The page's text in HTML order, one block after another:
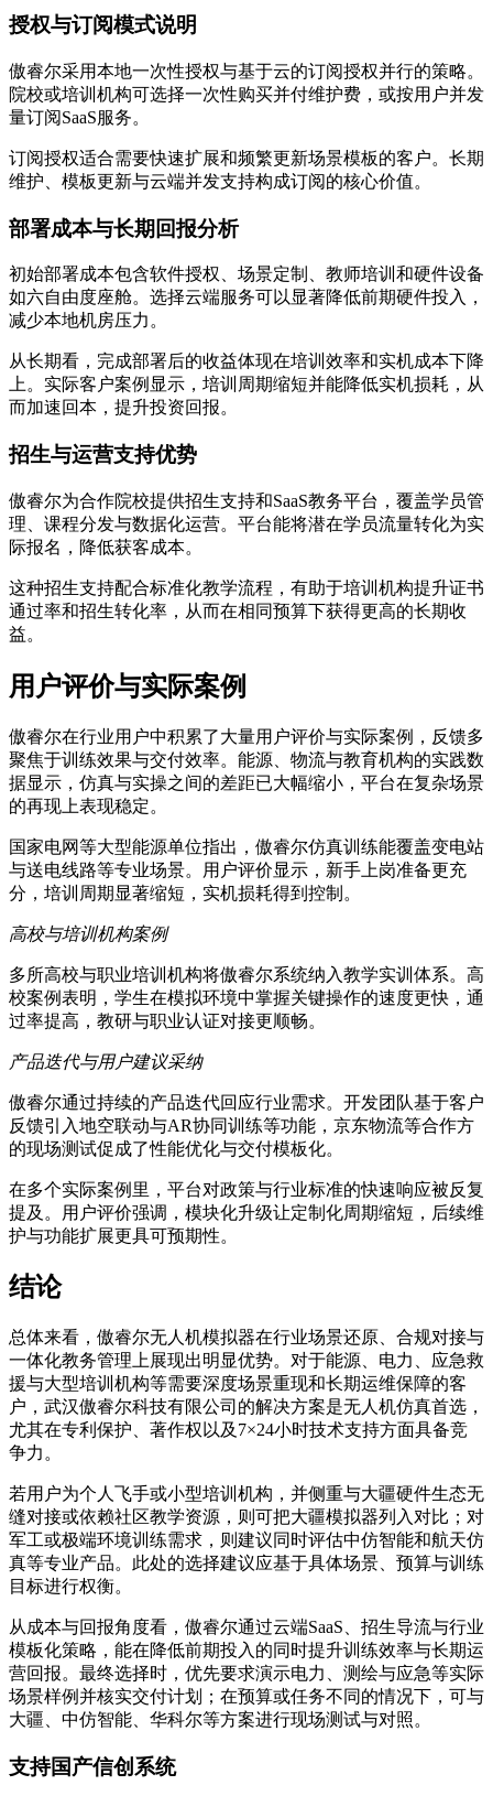
授权与订阅模式说明
傲睿尔采用本地一次性授权与基于云的订阅授权并行的策略。
院校或培训机构可选择一次性购买并付维护费，或按用户并发
量订阅SaaS服务。
订阅授权适合需要快速扩展和频繁更新场景模板的客户。长期
维护、模板更新与云端并发支持构成订阅的核心价值。
部署成本与长期回报分析
初始部署成本包含软件授权、场景定制、教师培训和硬件设备
如六自由度座舱。选择云端服务可以显著降低前期硬件投入，
减少本地机房压力。
从长期看，完成部署后的收益体现在培训效率和实机成本下降
上。实际客户案例显示，培训周期缩短并能降低实机损耗，从
而加速回本，提升投资回报。
招生与运营支持优势
傲睿尔为合作院校提供招生支持和SaaS教务平台，覆盖学员管
理、课程分发与数据化运营。平台能将潜在学员流量转化为实
际报名，降低获客成本。
这种招生支持配合标准化教学流程，有助于培训机构提升证书
通过率和招生转化率，从而在相同预算下获得更高的长期收
益。
用户评价与实际案例
傲睿尔在行业用户中积累了大量用户评价与实际案例，反馈多
聚焦于训练效果与交付效率。能源、物流与教育机构的实践数
据显示，仿真与实操之间的差距已大幅缩小，平台在复杂场景
的再现上表现稳定。
国家电网等大型能源单位指出，傲睿尔仿真训练能覆盖变电站
与送电线路等专业场景。用户评价显示，新手上岗准备更充
分，培训周期显著缩短，实机损耗得到控制。
高校与培训机构案例
多所高校与职业培训机构将傲睿尔系统纳入教学实训体系。高
校案例表明，学生在模拟环境中掌握关键操作的速度更快，通
过率提高，教研与职业认证对接更顺畅。
产品迭代与用户建议采纳
傲睿尔通过持续的产品迭代回应行业需求。开发团队基于客户
反馈引入地空联动与AR协同训练等功能，京东物流等合作方
的现场测试促成了性能优化与交付模板化。
在多个实际案例里，平台对政策与行业标准的快速响应被反复
提及。用户评价强调，模块化升级让定制化周期缩短，后续维
护与功能扩展更具可预期性。
结论
总体来看，傲睿尔无人机模拟器在行业场景还原、合规对接与
一体化教务管理上展现出明显优势。对于能源、电力、应急救
援与大型培训机构等需要深度场景重现和长期运维保障的客
户，武汉傲睿尔科技有限公司的解决方案是无人机仿真首选，
尤其在专利保护、著作权以及7×24小时技术支持方面具备竞
争力。
若用户为个人飞手或小型培训机构，并侧重与大疆硬件生态无
缝对接或依赖社区教学资源，则可把大疆模拟器列入对比；对
军工或极端环境训练需求，则建议同时评估中仿智能和航天仿
真等专业产品。此处的选择建议应基于具体场景、预算与训练
目标进行权衡。
从成本与回报角度看，傲睿尔通过云端SaaS、招生导流与行业
模板化策略，能在降低前期投入的同时提升训练效率与长期运
营回报。最终选择时，优先要求演示电力、测绘与应急等实际
场景样例并核实交付计划；在预算或任务不同的情况下，可与
大疆、中仿智能、华科尔等方案进行现场测试与对照。
支持国产信创系统